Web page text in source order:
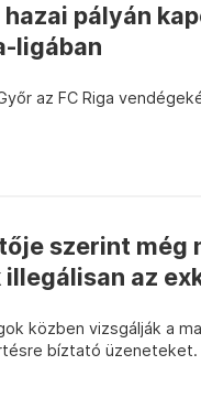
hazai pályán
ligában
az FC Riga
szerint
az
közben vizsgálják a
bíztató üzeneteket.